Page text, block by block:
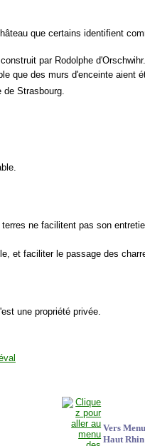
que certains identifient
par Rodolphe d'Orschwihr.
que des murs d'enceinte aient
de Strasbourg.
ne facilitent pas son
et faciliter le passage des
une propriété privée.
Vers
Haut Rhin